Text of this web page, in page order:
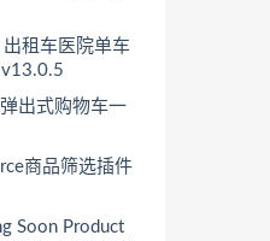
出租车医院单车
出式购物车一
商品筛选插件
Soon Product